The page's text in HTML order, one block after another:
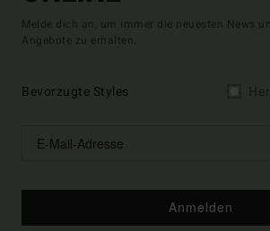
Melde dich an, um immer die neuesten News
Angebote zu erhalten.
Bevorzugte Styles
Anmelden